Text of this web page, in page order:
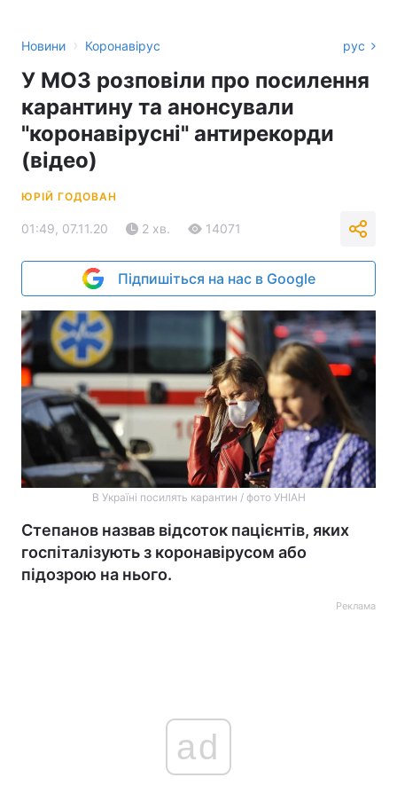
Новини › Коронавірус рус
У МОЗ розповіли про посилення
карантину та анонсували
"коронавірусні" антирекорди
(відео)
ЮРІЙ ГОДОВАН
01:49, 07.11.20 2 хв. 14071
Підпишіться на нас в Google
В Україні посилять карантин / фото УНІАН
Степанов назвав відсоток пацієнтів, яких
госпіталізують з коронавірусом або
підозрою на нього.
Реклама
ad